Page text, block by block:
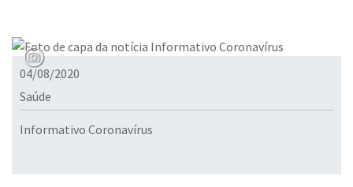
04/08/2020
Saúde
Informativo Coronavírus